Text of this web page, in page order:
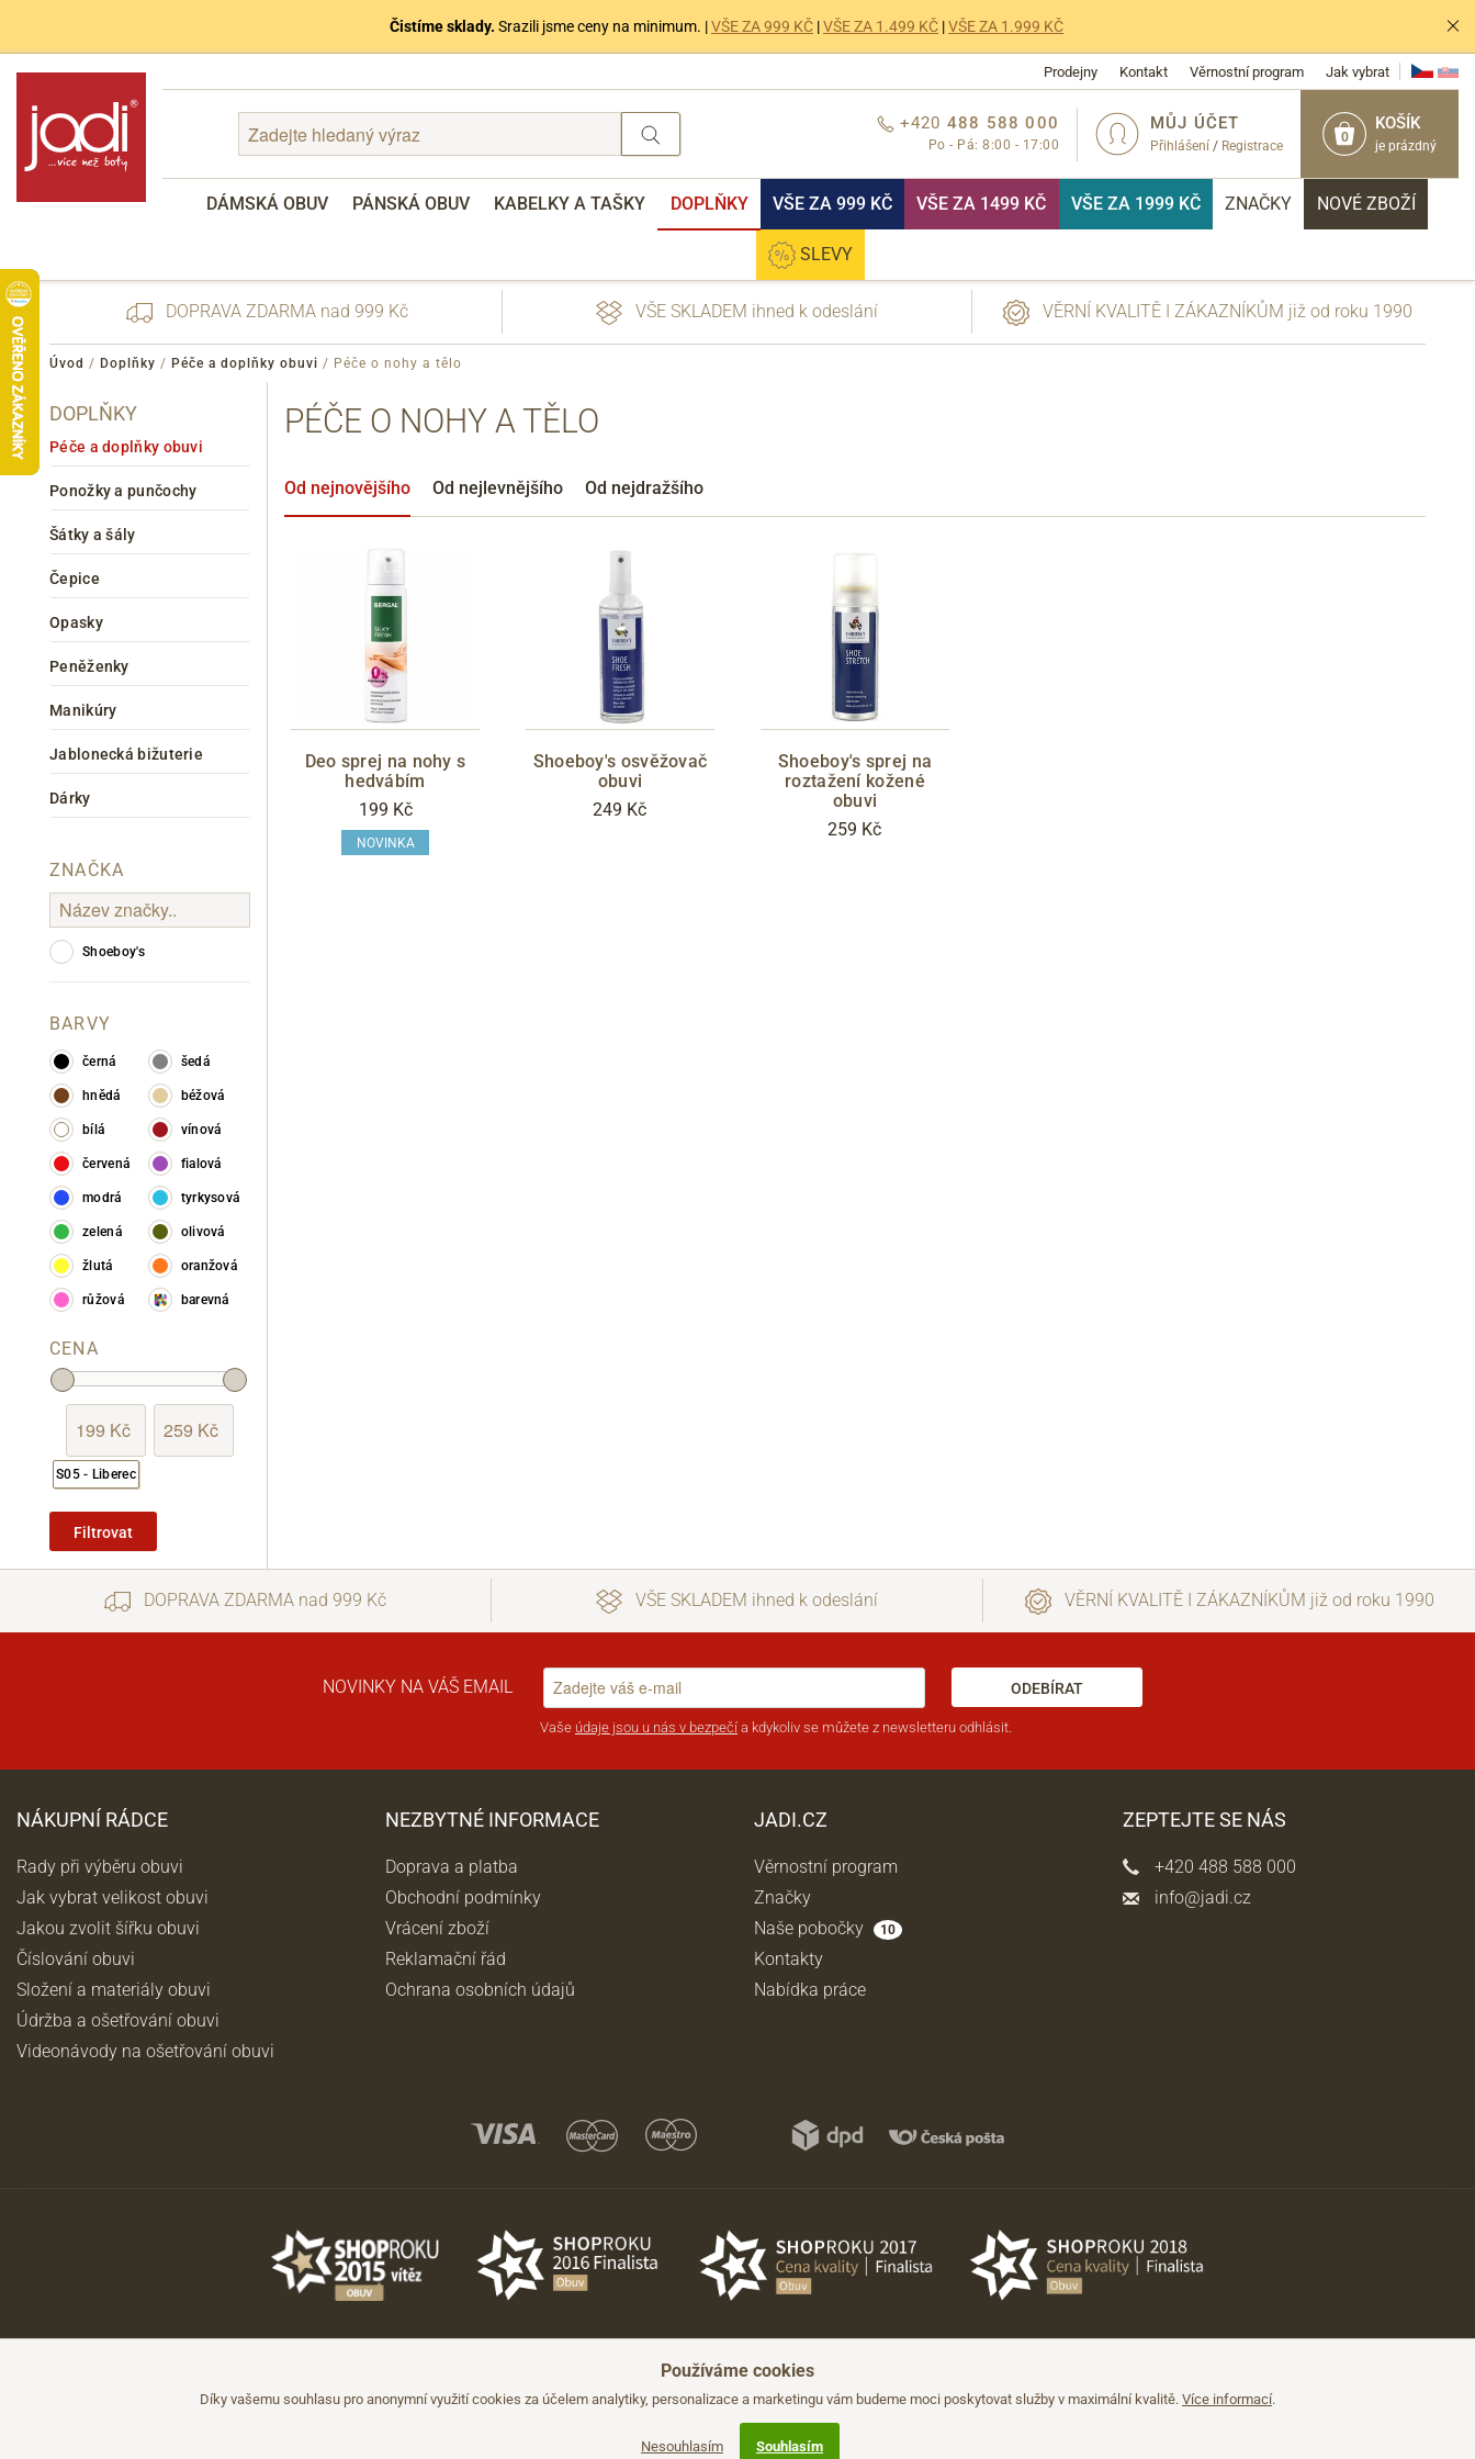
Čistíme sklady. Srazili jsme ceny na minimum. |VŠE ZA 999 KČ |VŠE ZA 1.499 KČ |VŠE ZA 1.999 KČ
Prodejny Kontakt Věrnostní program Jak vybrat
0
KOŠÍK
je prázdný
MŮJ ÚČET
Přihlášení / Registrace
+420 488 588 000
Po - Pá: 8:00 - 17:00
DÁMSKÁ OBUV PÁNSKÁ OBUV KABELKY A TAŠKY DOPLŇKY VŠE ZA 999 KČ VŠE ZA 1499 KČ VŠE ZA 1999 KČ ZNAČKY NOVÉ ZBOŽÍ
SLEVY
Zapomenuté heslo
Registrace
Přes Seznam
Přes Google
Informace o
DOPRAVA ZDARMA nad 999 Kč VŠE SKLADEM ihned k odeslání VĚRNÍ KVALITĚ I ZÁKAZNÍKŮM již od roku 1990
Úvod / Doplňky / Péče a doplňky obuvi / Péče o nohy a tělo
PÉČE O NOHY A TĚLO
DOPLŇKY
Péče a doplňky obuvi
Ponožky a punčochy
Šátky a šály
Čepice
Opasky
Peněženky
Manikúry
Jablonecká bižuterie
Dárky
ZNAČKA
Shoeboy's
BARVY
černá šedá
hnědá béžová
bílá vínová
červená fialová
modrá tyrkysová
zelená olivová
žlutá oranžová
růžová barevná
CENA
S05 - Liberec
Filtrovat
Od nejnovějšího Od nejlevnějšího Od nejdražšího
Deo sprej na nohy s
hedvábím
199 Kč
NOVINKA
Shoeboy's osvěžovač
obuvi
249 Kč
Shoeboy's sprej na
roztažení kožené
obuvi
259 Kč
DOPRAVA ZDARMA nad 999 Kč VŠE SKLADEM ihned k odeslání VĚRNÍ KVALITĚ I ZÁKAZNÍKŮM již od roku 1990
NOVINKY NA VÁŠ EMAIL ODEBÍRAT
Vaše údaje jsou u nás v bezpečí a kdykoliv se můžete z newsletteru odhlásit.
NÁKUPNÍ RÁDCE
Rady při výběru obuvi
Jak vybrat velikost obuvi
Jakou zvolit šířku obuvi
Číslování obuvi
Složení a materiály obuvi
Údržba a ošetřování obuvi
Videonávody na ošetřování obuvi
NEZBYTNÉ INFORMACE
Doprava a platba
Obchodní podmínky
Vrácení zboží
Reklamační řád
Ochrana osobních údajů
JADI.CZ
Věrnostní program
Značky
Naše pobočky
10
Kontakty
Nabídka práce
ZEPTEJTE SE NÁS
+420 488 588 000
info@jadi.cz
Simplia.cz.
Používáme cookies
Díky vašemu souhlasu pro anonymní využití cookies za účelem analytiky, personalizace a marketingu vám budeme moci poskytovat služby v maximální kvalitě. Více informací.
Nesouhlasím Souhlasím